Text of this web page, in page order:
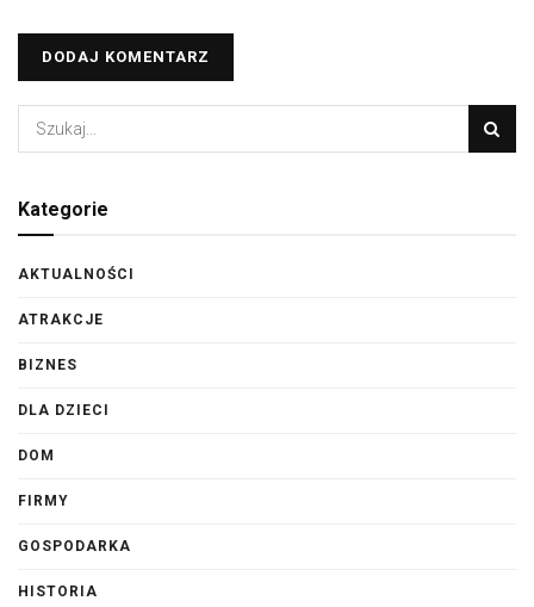
Kategorie
AKTUALNOŚCI
ATRAKCJE
BIZNES
DLA DZIECI
DOM
FIRMY
GOSPODARKA
HISTORIA